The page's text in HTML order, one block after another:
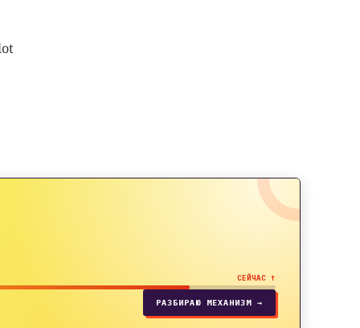
СЕЙЧАС ↑
РАЗБИРАЮ МЕХАНИЗМ →